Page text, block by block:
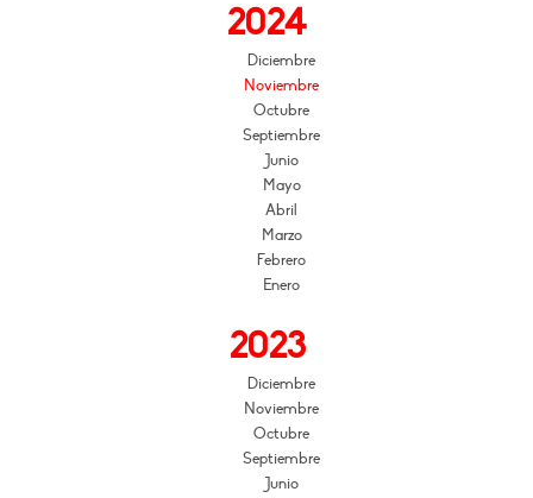
2024
Diciembre
Noviembre
Octubre
Septiembre
Junio
Mayo
Abril
Marzo
Febrero
Enero
2023
Diciembre
Noviembre
Octubre
Septiembre
Junio